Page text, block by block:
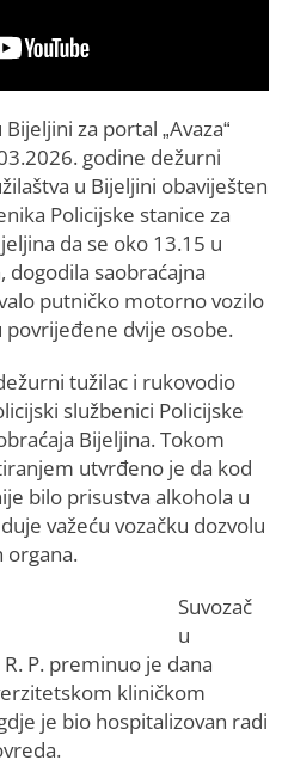
za portal „Avaza“
godine dežurni
u Bijeljini obaviješten
Policijske stanice za
da se oko 13.15 u
dogodila saobraćajna
putničko motorno vozilo
povrijeđene dvije osobe.
tužilac i rukovodio
službenici Policijske
Bijeljina. Tokom
utvrđeno je da kod
bilo prisustva alkohola u
važeću vozačku dozvolu
organa.
Suvozač
u
P. preminuo je dana
kliničkom
je bio hospitalizovan radi